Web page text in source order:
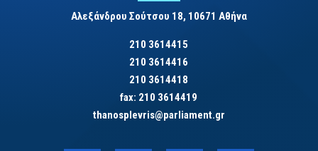
Αλεξάνδρου Σούτσου 18, 10671 Αθήνα
210 3614415
210 3614416
210 3614418
fax: 210 3614419
thanosplevris@parliament.gr